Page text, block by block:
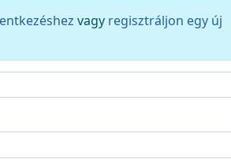
vagy regisztráljon egy új